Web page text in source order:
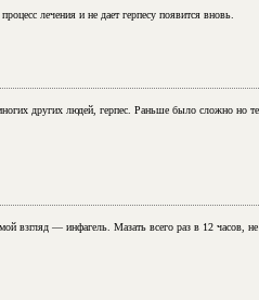
лечения и не дает герпесу появится вновь.
других людей, герпес. Раньше было сложно но
взгляд — инфагель. Мазать всего раз в 12 часов,